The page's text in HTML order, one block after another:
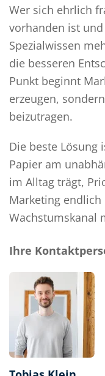
Wer sich ehrlich
vorhanden ist
Spezialwissen
die besseren
Punkt beginnt
erzeugen,
beizutragen.
Die beste Lösung
Papier am
im Alltag trägt,
Marketing
Wachstumskanal
Ihre